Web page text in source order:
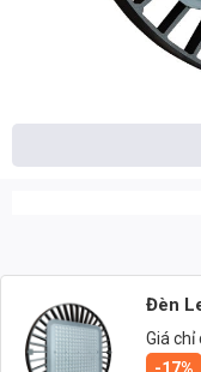
📩 Nhận báo giá
🚀
💬
Đèn
X3
Giá chỉ